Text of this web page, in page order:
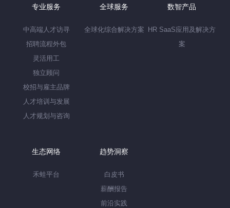
专业服务
中高端人才访寻
招聘流程外包
灵活用工
独立顾问
校招与雇主品牌
人才培训与发展
人才规划与咨询
全球服务
全球化综合解决方案
数智产品
HR SaaS应用及解决方
案
生态网络
禾蛙平台
趋势洞察
白皮书
薪酬报告
前沿实践